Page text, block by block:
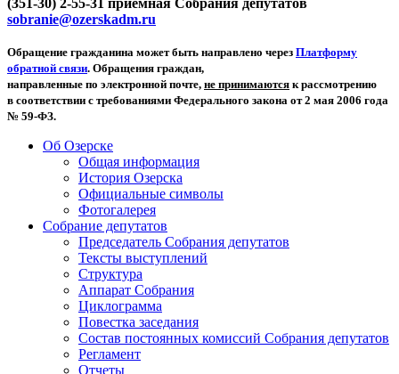
(351-30) 2-55-31 приемная Собрания депутатов
sobranie@ozerskadm.ru
Обращение гражданина может быть направлено через Платформу
обратной связи. Обращения граждан,
направленные по электронной почте, не принимаются к рассмотрению
в соответствии с требованиями Федерального закона от 2 мая 2006 года
№ 59-ФЗ.
Об Озерске
Общая информация
История Озерска
Официальные символы
Фотогалерея
Собрание депутатов
Председатель Собрания депутатов
Тексты выступлений
Структура
Аппарат Собрания
Циклограмма
Повестка заседания
Состав постоянных комиссий Собрания депутатов
Регламент
Отчеты